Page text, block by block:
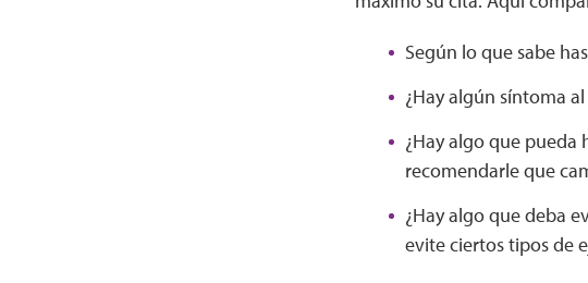
Según lo que sabe
¿Hay algún síntoma
¿Hay algo que pueda
recomendarle que
¿Hay algo que deba
evite ciertos tipos de